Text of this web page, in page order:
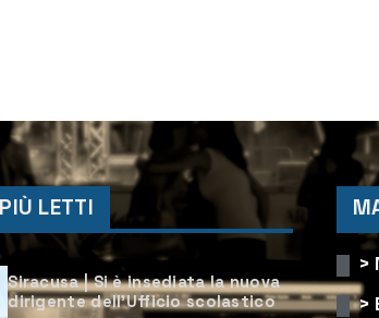
LETTI
Siracusa | Si è insediata la nuova
dirigente dell’Ufficio scolastico
>
>